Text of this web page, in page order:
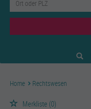
Home Rechtswesen
Merkliste (0)